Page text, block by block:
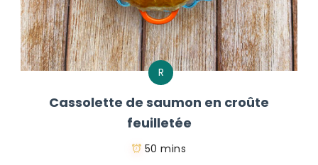
R
Cassolette de saumon en croûte
feuilletée
50 mins